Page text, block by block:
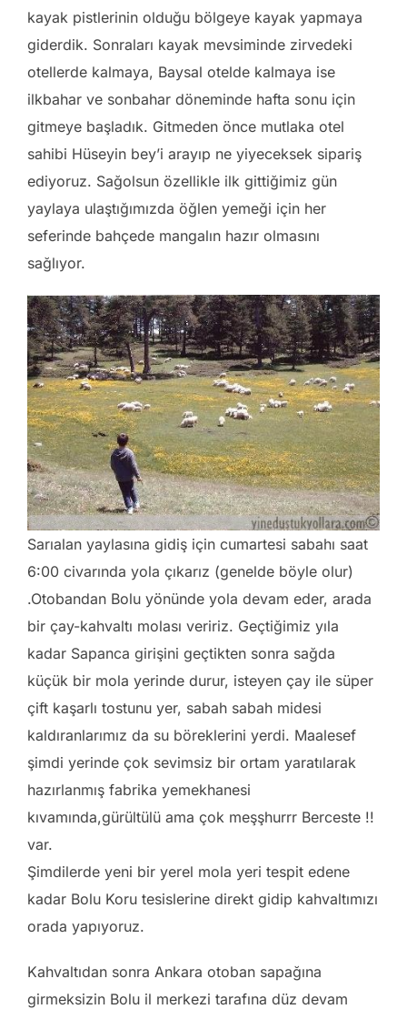
kayak pistlerinin olduğu bölgeye kayak yapmaya
giderdik. Sonraları kayak mevsiminde zirvedeki
otellerde kalmaya, Baysal otelde kalmaya ise
ilkbahar ve sonbahar döneminde hafta sonu için
gitmeye başladık. Gitmeden önce mutlaka otel
sahibi Hüseyin bey’i arayıp ne yiyeceksek sipariş
ediyoruz. Sağolsun özellikle ilk gittiğimiz gün
yaylaya ulaştığımızda öğlen yemeği için her
seferinde bahçede mangalın hazır olmasını
sağlıyor.
Sarıalan yaylasına gidiş için cumartesi sabahı saat
6:00 civarında yola çıkarız (genelde böyle olur)
.Otobandan Bolu yönünde yola devam eder, arada
bir çay-kahvaltı molası veririz. Geçtiğimiz yıla
kadar Sapanca girişini geçtikten sonra sağda
küçük bir mola yerinde durur, isteyen çay ile süper
çift kaşarlı tostunu yer, sabah sabah midesi
kaldıranlarımız da su böreklerini yerdi. Maalesef
şimdi yerinde çok sevimsiz bir ortam yaratılarak
hazırlanmış fabrika yemekhanesi
kıvamında,gürültülü ama çok meşşhurrr Berceste !!
var.
Şimdilerde yeni bir yerel mola yeri tespit edene
kadar Bolu Koru tesislerine direkt gidip kahvaltımızı
orada yapıyoruz.
Kahvaltıdan sonra Ankara otoban sapağına
girmeksizin Bolu il merkezi tarafına düz devam